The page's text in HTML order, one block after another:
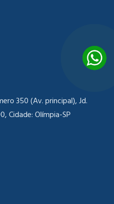
350 (Av. principal), Jd.
Cidade: Olímpia-SP